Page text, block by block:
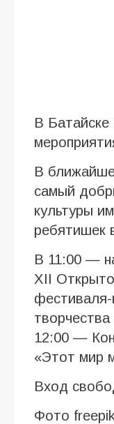
В Батайске
В
самый
культуры
ребятишек
В 11:00 —
XII
фестиваля-
12:00 —
«Этот мир
Вход
Фото